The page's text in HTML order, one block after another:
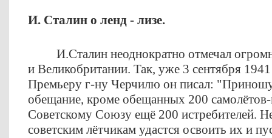
И. Сталин о ленд - лизе.
И.Сталин неоднократно отмечал
и Великобритании. Так, уже 3 сентября
Премьеру г-ну Черчилю он писал: "Приношу
обещание, кроме обещанных 200
Советскому Союзу ещё 200 истребителей.
советским лётчикам удастся освоить их и